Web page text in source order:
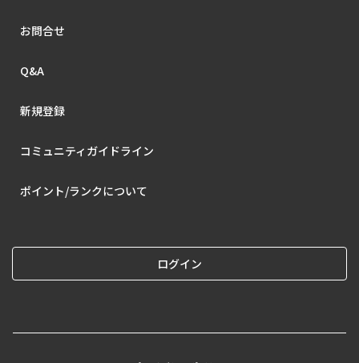
お問合せ
Q&A
新規登録
コミュニティガイドライン
ポイント/ランクについて
ログイン